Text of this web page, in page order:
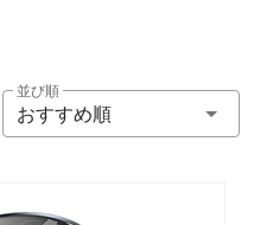
並び順
おすすめ順